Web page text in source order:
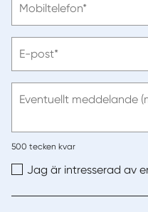
ange
Mobiltelefon*
ange
post
E-post*
Eventuellt meddelande
500 tecken kvar
Jag är intresserad av